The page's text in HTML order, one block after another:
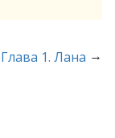
Глава 1. Лана →